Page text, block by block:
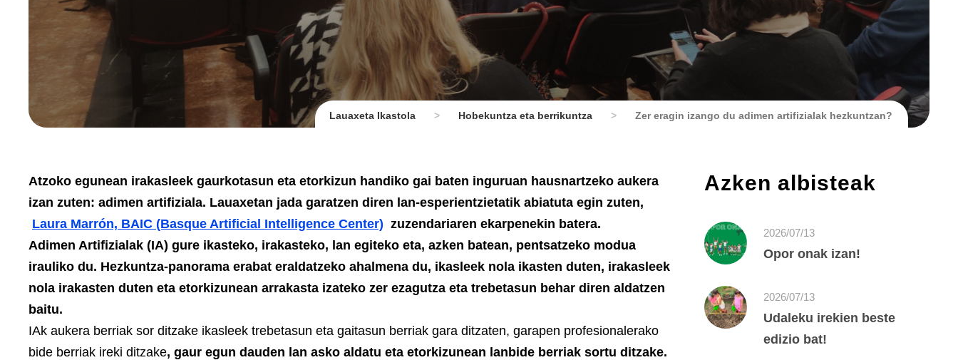
Lauaxeta Ikastola > Hobekuntza eta berrikuntza > Zer eragin izango du adimen artifizialak hezkuntzan?
Atzoko egunean irakasleek gaurkotasun eta etorkizun handiko gai baten inguruan hausnartzeko aukera
izan zuten: adimen artifiziala. Lauaxetan jada garatzen diren lan-esperientzietatik abiatuta egin zuten,
Laura Marrón, BAIC (Basque Artificial Intelligence Center) zuzendariaren ekarpenekin batera.
Adimen Artifizialak (IA) gure ikasteko, irakasteko, lan egiteko eta, azken batean, pentsatzeko modua
irauliko du. Hezkuntza-panorama erabat eraldatzeko ahalmena du, ikasleek nola ikasten duten, irakasleek
nola irakasten duten eta etorkizunean arrakasta izateko zer ezagutza eta trebetasun behar diren aldatzen
baitu.
IAk aukera berriak sor ditzake ikasleek trebetasun eta gaitasun berriak gara ditzaten, garapen profesionalerako
bide berriak ireki ditzake, gaur egun dauden lan asko aldatu eta etorkizunean lanbide berriak sortu ditzake.
Azken albisteak
2026/07/13
Opor onak izan!
2026/07/13
Udaleku irekien beste
edizio bat!